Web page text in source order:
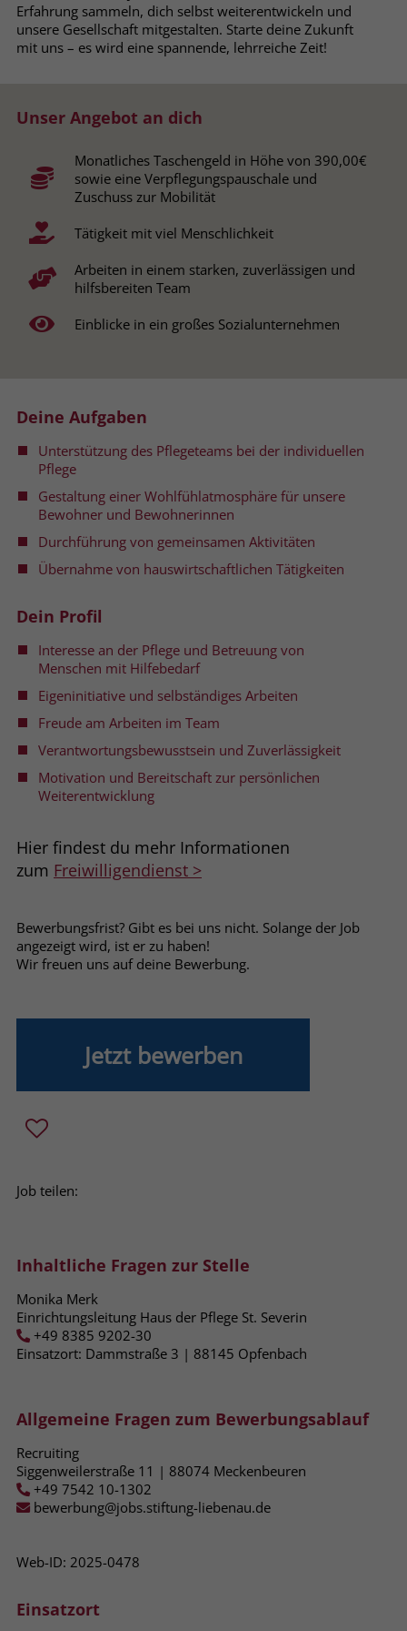
Erfahrung sammeln, dich selbst weiterentwickeln und
unsere Gesellschaft mitgestalten. Starte deine Zukunft
mit uns – es wird eine spannende, lehrreiche Zeit!
Unser Angebot an dich
Monatliches Taschengeld in Höhe von 390,00€
sowie eine Verpflegungspauschale und
Zuschuss zur Mobilität
Tätigkeit mit viel Menschlichkeit
Arbeiten in einem starken, zuverlässigen und
hilfsbereiten Team
Einblicke in ein großes Sozialunternehmen
Deine Aufgaben
Unterstützung des Pflegeteams bei der individuellen
Pflege
Gestaltung einer Wohlfühlatmosphäre für unsere
Bewohner und Bewohnerinnen
Durchführung von gemeinsamen Aktivitäten
Übernahme von hauswirtschaftlichen Tätigkeiten
Dein Profil
Interesse an der Pflege und Betreuung von
Menschen mit Hilfebedarf
Eigeninitiative und selbständiges Arbeiten
Freude am Arbeiten im Team
Verantwortungsbewusstsein und Zuverlässigkeit
Motivation und Bereitschaft zur persönlichen
Weiterentwicklung
Hier findest du mehr Informationen
zum Freiwilligendienst >
Bewerbungsfrist? Gibt es bei uns nicht. Solange der Job
angezeigt wird, ist er zu haben!
Wir freuen uns auf deine Bewerbung.
Jetzt bewerben
Job teilen:
Inhaltliche Fragen zur Stelle
Monika Merk
Einrichtungsleitung Haus der Pflege St. Severin
+49 8385 9202-30
Einsatzort: Dammstraße 3 | 88145​ Opfenbach
Allgemeine Fragen zum Bewerbungsablauf
Recruiting
Siggenweilerstraße 11 | 88074 Meckenbeuren
+49 7542 10-1302
bewerbung@jobs.stiftung-liebenau.de
Web-ID: 2025-0478
Einsatzort
Name PHPSESSID
Laufzeit Session
Zweck
Behält die Zustände des Benutzers bei
allen Seitenanfragen bei.
Name cookie_optin
Anbieter www.stiftung-liebenau.de
Laufzeit 1 Monat
Anbieter
Laufzeit 30 Minuten
Zweck
This cookie, set by Cloudflare, is used to
support Cloudflare Bot Management.
Anbieter jobs.stiftung-liebenau.de
Laufzeit
Zweck
Behält die Zustände des Benutzers bei
allen Seitenanfragen bei.
Zweck
Browsers und die Einstellungen
exklusiv für diese Website zu speichern.
Dadurch wird gewährleistet, dass
werden, mit derselben
Name _clsk
Anbieter www.clarity.ms
Laufzeit 1 Jahr
um die Seitenaufrufe eines Benutzers
Name _gcl_au
Anbieter Google Ads
Zweck Enthält eine zufallsgenerierte User-ID.
Name
Anbieter Google Ads
Laufzeit 90 Tage
Dieses Cookie wird gesetzt, wenn ein
User über einen Klick auf eine Google
Werbeanzeige auf die Website gelangt.
Es enthält Informationen darüber,
sodass erzielte Erfolge wie z.B.
Bestellungen oder Kontaktanfragen der
Anzeige zugewiesen werden können.
Name _gcl_dc
Laufzeit 90 Tage
Zweck
Dieses Cookie wird gesetzt, wenn ein
Name
Anbieter
Laufzeit 3 Monate
von Facebook zurückzuführen. Dieses
Verbraucher auf Facebook ist. Dieses
Cookie verfolgt die Besuche eines
Nutzers auf verschiedenen Websites
Facebook. Facebook kann dann die